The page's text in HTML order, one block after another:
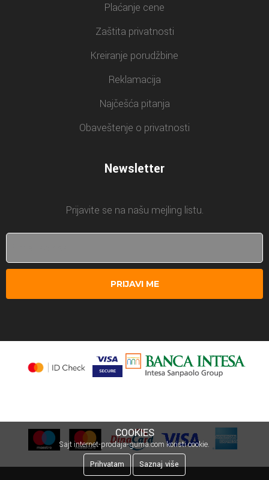
Plaćanje cene
Zaštita privatnosti
Kreiranje porudžbine
Reklamacija
Najčešća pitanja
Obaveštenje o privatnosti
Newsletter
Prijavite se na našu mejling listu.
PRIJAVI ME
COOKIES
Sajt internet-prodaja-guma.com koristi cookie.
Prihvatam
Saznaj više